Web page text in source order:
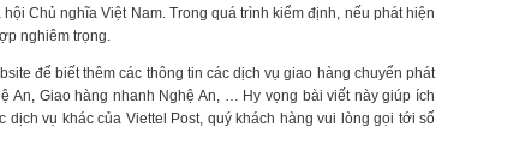
Chủ nghĩa Việt Nam. Trong quá trình kiểm định, nếu phát hiện
nghiêm trọng.
để biết thêm các thông tin các dịch vụ giao hàng chuyển phát
An, Giao hàng nhanh Nghệ An, … Hy vọng bài viết này giúp ích
vụ khác của Viettel Post, quý khách hàng vui lòng gọi tới số